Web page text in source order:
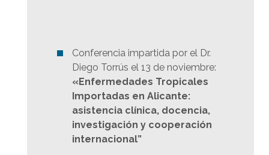
Conferencia impartida por el Dr.
Diego Torrús el 13 de noviembre:
«Enfermedades Tropicales
Importadas en Alicante:
asistencia clínica, docencia,
investigación y cooperación
internacional”